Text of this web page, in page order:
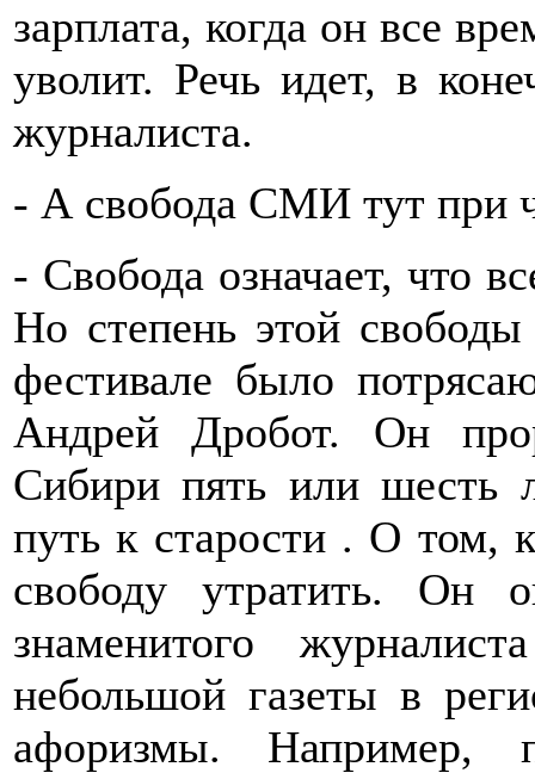
зарплата, когда он все
уволит. Речь идет, в
журналиста.
- А свобода СМИ тут при
- Свобода означает, что
Но степень этой
фестивале было
Андрей Дробот. Он
Сибири пять или шесть
путь к старости . О том,
свободу утратить. Он
знаменитого
небольшой газеты в
афоризмы. Например,